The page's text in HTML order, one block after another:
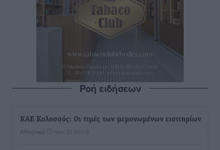
Ροή ειδήσεων
ΚΑΕ Κολοσσός: Οι τιμές των μεμονωμένων εισιτηρίων
Αθλητικά πριν 21 λεπτά